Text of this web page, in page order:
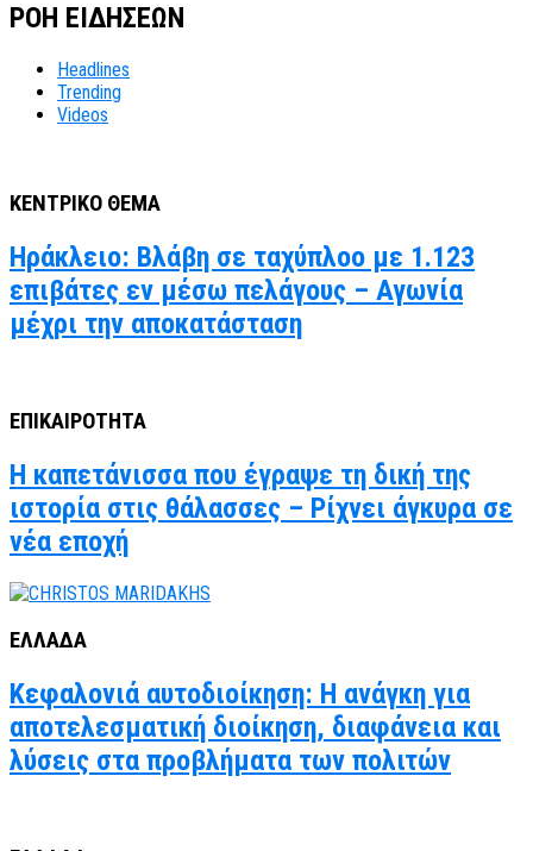
ΡΟΗ ΕΙΔΗΣΕΩΝ
Headlines
Trending
Videos
ΚΕΝΤΡΙΚΟ ΘΕΜΑ
Ηράκλειο: Βλάβη σε ταχύπλοο με 1.123
επιβάτες εν μέσω πελάγους – Αγωνία
μέχρι την αποκατάσταση
ΕΠΙΚΑΙΡΟΤΗΤΑ
Η καπετάνισσα που έγραψε τη δική της
ιστορία στις θάλασσες – Ρίχνει άγκυρα σε
νέα εποχή
ΕΛΛΑΔΑ
Κεφαλονιά αυτοδιοίκηση: Η ανάγκη για
αποτελεσματική διοίκηση, διαφάνεια και
λύσεις στα προβλήματα των πολιτών